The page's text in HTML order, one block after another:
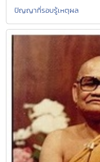
ปัญญาที่รอบรู้เหตุผล